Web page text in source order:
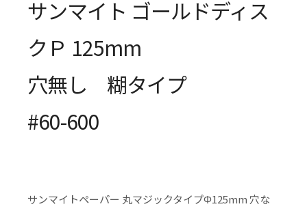
サンマイト ゴールドディス
クＰ 125mm
穴無し 糊タイプ
#60-600
サンマイトペーパー 丸マジックタイプΦ125mm 穴な